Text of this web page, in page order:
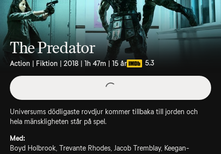
The Predator
Action | Fiktion | 2018 | 1h 47m | 15 år 5.3
Universums dödligaste rovdjur kommer tillbaka till jorden och
hela mänskligheten står på spel.
Med:
Boyd Holbrook, Trevante Rhodes, Jacob Tremblay, Keegan-